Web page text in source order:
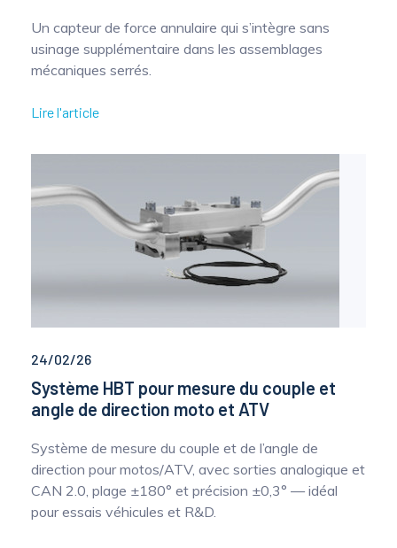
Un capteur de force annulaire qui s’intègre sans
usinage supplémentaire dans les assemblages
mécaniques serrés.
Lire l'article
24/02/26
Système HBT pour mesure du couple et
angle de direction moto et ATV
Système de mesure du couple et de l’angle de
direction pour motos/ATV, avec sorties analogique et
CAN 2.0, plage ±180° et précision ±0,3° — idéal
pour essais véhicules et R&D.